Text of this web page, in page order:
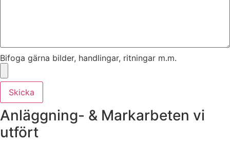
Bifoga gärna bilder, handlingar, ritningar m.m.
Skicka
Anläggning- & Markarbeten vi
utfört